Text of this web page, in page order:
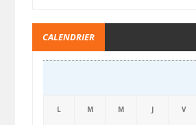
CALENDRIER
L M M J V